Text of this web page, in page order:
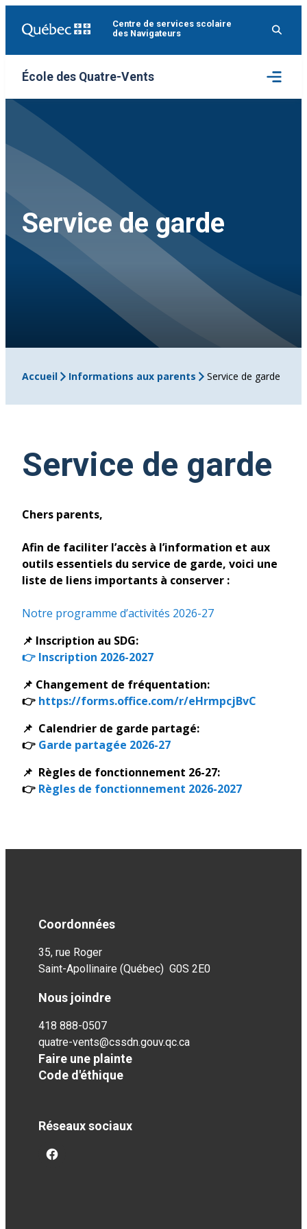
Centre de services scolaire
des Navigateurs
École des Quatre-Vents
Ouvrir
le
menu
Service de garde
Accueil Informations aux parents Service de garde
Service de garde
Chers parents,​
Afin de faciliter l’accès à l’information et aux
outils essentiels du service de garde, voici une
liste de liens importants à conserver :​
Notre programme d’activités 2026-27
📌 Inscription au SDG:
👉 Inscription 2026-2027
📌 Changement de fréquentation:
👉 https://forms.office.com/r/eHrmpcjBvC
📌 Calendrier de garde partagé:
👉 Garde partagée 2026-27
📌 Règles de fonctionnement 26-27:
👉 Règles de fonctionnement 2026-2027
Coordonnées
35, rue Roger
Saint-Apollinaire (Québec) G0S 2E0
Nous joindre
418 888-0507
quatre-vents@cssdn.gouv.qc.ca
Faire une plainte
Code d'éthique
Réseaux sociaux
facebook